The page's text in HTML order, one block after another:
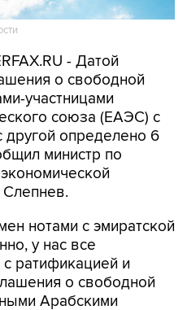
- Датой
о свободной
участницами
союза (ЕАЭС) с
определено 6
министр по
нотами с эмиратской
у нас все
ратификацией и
о свободной
Арабскими